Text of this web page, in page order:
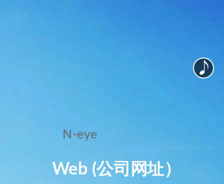
Web (公司网址）
N-eye